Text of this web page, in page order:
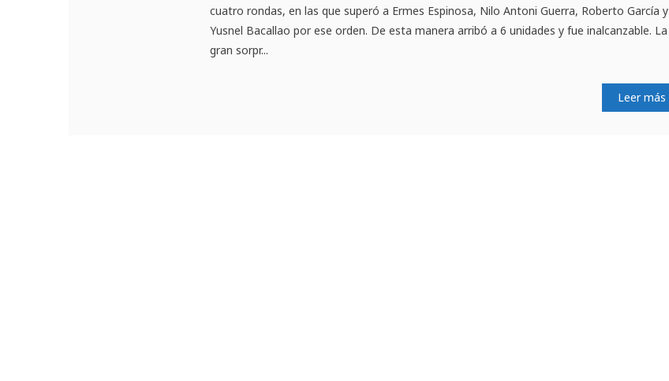
cuatro rondas, en las que superó a Ermes Espinosa, Nilo Antoni Guerra, Roberto García y
Yusnel Bacallao por ese orden. De esta manera arribó a 6 unidades y fue inalcanzable. La
gran sorpr...
Leer más